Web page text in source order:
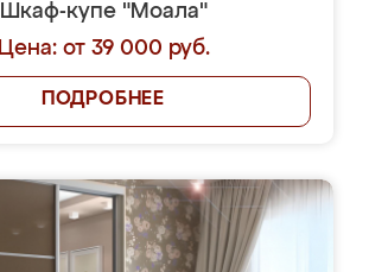
Шкаф-купе "Моала"
Цена: от 39 000 руб.
ПОДРОБНЕЕ